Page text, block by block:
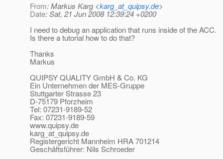
From: Markus Karg <karg_at_quipsy.de>
Date: Sat, 21 Jun 2008 12:39:24 +0200
I need to debug an application that runs inside of the ACC.
Is there a tutorial how to do that?
Thanks
Markus
QUIPSY QUALITY GmbH & Co. KG
Ein Unternehmen der MES-Gruppe
Stuttgarter Strasse 23
D-75179 Pforzheim
Tel: 07231-9189-52
Fax: 07231-9189-59
www.quipsy.de
karg_at_quipsy.de
Registergericht Mannheim HRA 701214
Geschäftsführer: Nils Schroeder